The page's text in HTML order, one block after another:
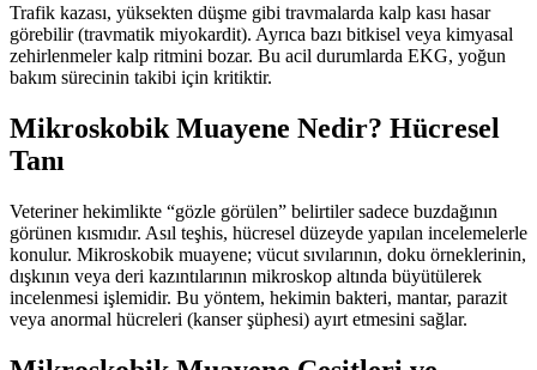
Trafik kazası, yüksekten düşme gibi travmalarda kalp kası hasar
görebilir (travmatik miyokardit). Ayrıca bazı bitkisel veya kimyasal
zehirlenmeler kalp ritmini bozar. Bu acil durumlarda EKG, yoğun
bakım sürecinin takibi için kritiktir.
Mikroskobik Muayene Nedir? Hücresel
Tanı
Veteriner hekimlikte “gözle görülen” belirtiler sadece buzdağının
görünen kısmıdır. Asıl teşhis, hücresel düzeyde yapılan incelemelerle
konulur. Mikroskobik muayene; vücut sıvılarının, doku örneklerinin,
dışkının veya deri kazıntılarının mikroskop altında büyütülerek
incelenmesi işlemidir. Bu yöntem, hekimin bakteri, mantar, parazit
veya anormal hücreleri (kanser şüphesi) ayırt etmesini sağlar.